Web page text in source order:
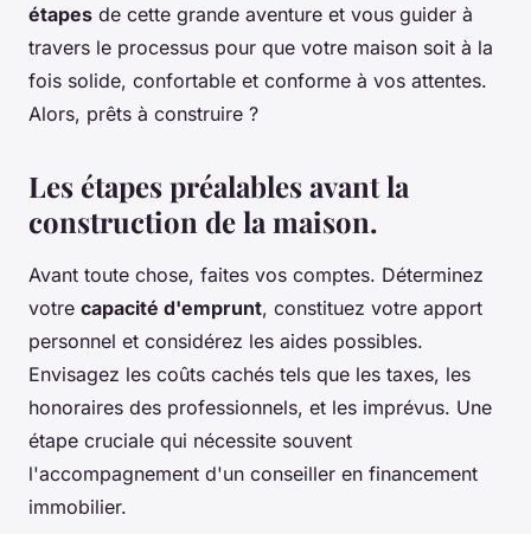
étapes de cette grande aventure et vous guider à
travers le processus pour que votre maison soit à la
fois solide, confortable et conforme à vos attentes.
Alors, prêts à construire ?
Les étapes préalables avant la
construction de la maison.
Avant toute chose, faites vos comptes. Déterminez
votre capacité d'emprunt, constituez votre apport
personnel et considérez les aides possibles.
Envisagez les coûts cachés tels que les taxes, les
honoraires des professionnels, et les imprévus. Une
étape cruciale qui nécessite souvent
l'accompagnement d'un conseiller en financement
immobilier.